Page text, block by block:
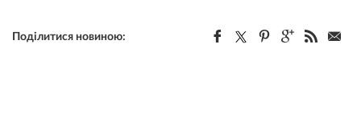
Поділитися новиною: